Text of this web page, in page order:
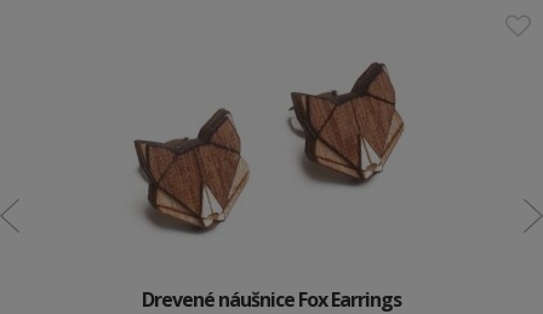
Drevené náušnice Fox Earrings